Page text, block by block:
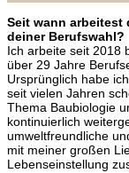
Seit wann arbeitest
deiner Berufswahl?
Ich arbeite seit 2018
über 29 Jahre
Ursprünglich habe
seit vielen Jahren
Thema Baubiologie
kontinuierlich
umweltfreundliche
mit meiner großen
Lebenseinstellung